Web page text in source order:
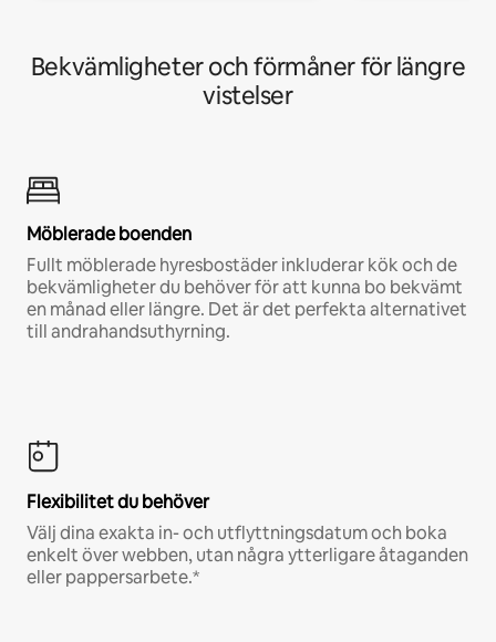
Bekvämligheter och förmåner för längre
vistelser
Möblerade boenden
Fullt möblerade hyresbostäder inkluderar kök och de
bekvämligheter du behöver för att kunna bo bekvämt
en månad eller längre. Det är det perfekta alternativet
till andrahandsuthyrning.
Flexibilitet du behöver
Välj dina exakta in- och utflyttningsdatum och boka
enkelt över webben, utan några ytterligare åtaganden
eller pappersarbete.*